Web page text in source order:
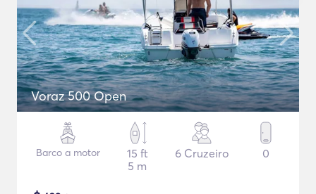
Voraz 500 Open
Barco a motor
15 ft
5 m
6 Cruzeiro 0